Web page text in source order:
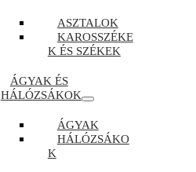
ASZTALOK
KAROSSZÉKE
K ÉS SZÉKEK
ÁGYAK ÉS
HÁLÓZSÁKOK
ÁGYAK
HÁLÓZSÁKO
K